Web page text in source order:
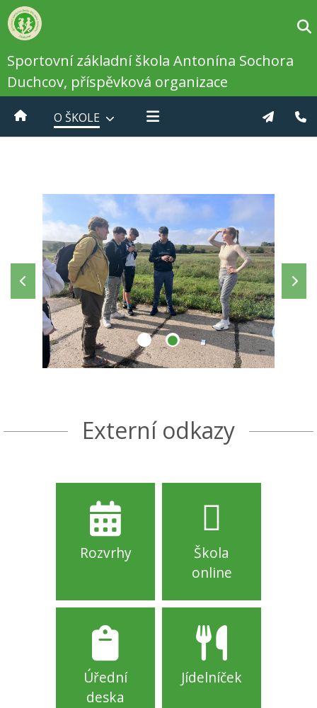
Sportovní základní škola Antonína Sochora
Duchcov, příspěvková organizace
O ŠKOLE
Externí odkazy
Rozvrhy
Škola
online
Úřední
deska
Jídelníček